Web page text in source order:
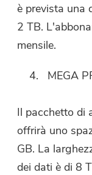
è prevista una
2 TB.
mensile.
MEGA
Il pacchetto di
offrirà uno
GB. La
dei dati è di 8